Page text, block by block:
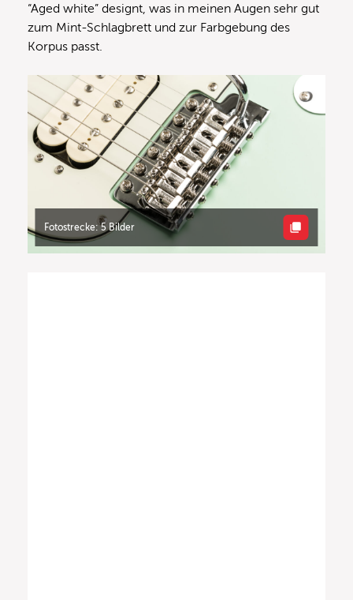
“Aged white” designt, was in meinen Augen sehr gut
zum Mint-Schlagbrett und zur Farbgebung des
Korpus passt.
Fotostrecke: 5 Bilder